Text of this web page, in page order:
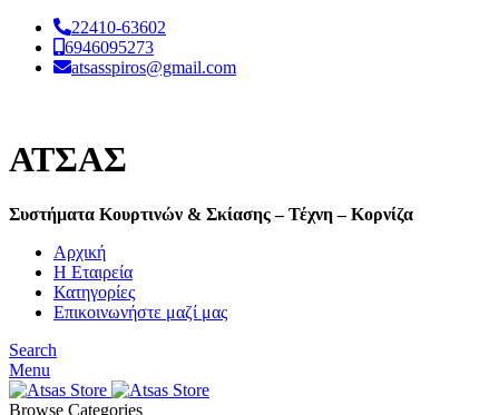
22410-63602
6946095273
atsasspiros@gmail.com
ΑΤΣΑΣ
Συστήματα Κουρτινών & Σκίασης – Τέχνη – Κορνίζα
Αρχική
Η Εταιρεία
Κατηγορίες
Επικοινωνήστε μαζί μας
Search
Menu
Browse Categories